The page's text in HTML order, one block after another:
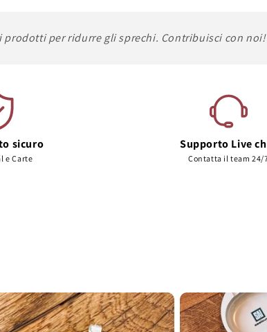
per ridurre gli sprechi. Contribuisci con noi!
sicuro
e Carte
Supporto Live
Contatta il team 24/